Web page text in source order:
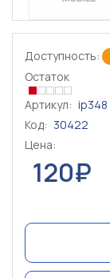
Доступность:
Остаток
Артикул: ip348
Код: 30422
Цена:
120₽